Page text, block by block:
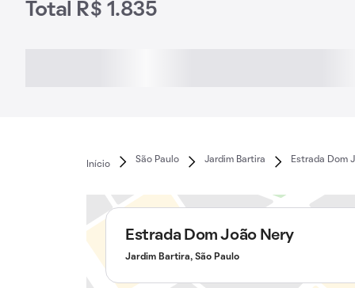
Total R$ 1.835
Início
São Paulo Jardim Bartira Estrada Dom
Estrada Dom João Nery
Jardim Bartira, São Paulo